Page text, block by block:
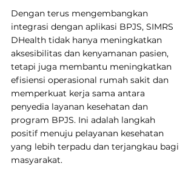
Dengan terus mengembangkan
integrasi dengan aplikasi BPJS, SIMRS
DHealth tidak hanya meningkatkan
aksesibilitas dan kenyamanan pasien,
tetapi juga membantu meningkatkan
efisiensi operasional rumah sakit dan
memperkuat kerja sama antara
penyedia layanan kesehatan dan
program BPJS. Ini adalah langkah
positif menuju pelayanan kesehatan
yang lebih terpadu dan terjangkau bagi
masyarakat.